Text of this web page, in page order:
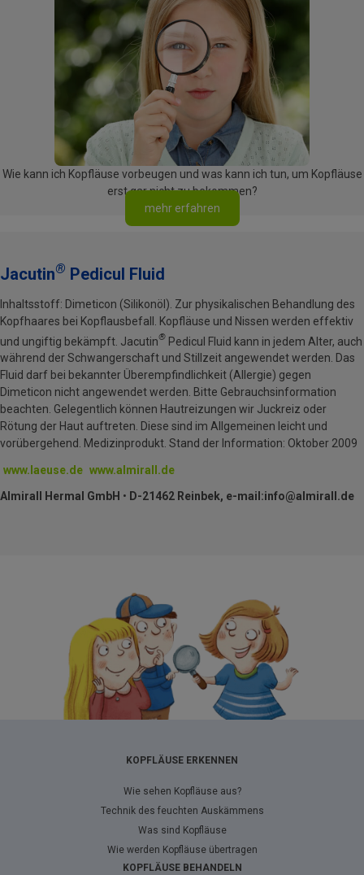
Wie kann ich Kopfläuse vorbeugen und was kann ich tun, um Kopfläuse
erst gar nicht zu bekommen?
mehr erfahren
Jacutin® Pedicul Fluid
Inhaltsstoff: Dimeticon (Silikonöl). Zur physikalischen Behandlung des
Kopfhaares bei Kopflausbefall. Kopfläuse und Nissen werden effektiv
und ungiftig bekämpft. Jacutin® Pedicul Fluid kann in jedem Alter, auch
während der Schwangerschaft und Stillzeit angewendet werden. Das
Fluid darf bei bekannter Überempfindlichkeit (Allergie) gegen
Dimeticon nicht angewendet werden. Bitte Gebrauchsinformation
beachten. Gelegentlich können Hautreizungen wir Juckreiz oder
Rötung der Haut auftreten. Diese sind im Allgemeinen leicht und
vorübergehend. Medizinprodukt. Stand der Information: Oktober 2009
www.laeuse.de www.almirall.de
Almirall Hermal GmbH • D-21462 Reinbek, e-mail:info@almirall.de
KOPFLÄUSE ERKENNEN
Wie sehen Kopfläuse aus?
Technik des feuchten Auskämmens
Was sind Kopfläuse
Wie werden Kopfläuse übertragen
KOPFLÄUSE BEHANDELN